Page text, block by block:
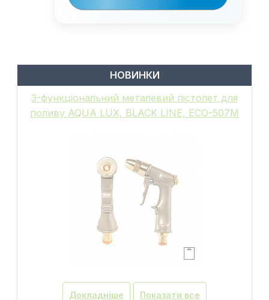
НОВИНКИ
6-функціональний пістолет для поливу,
металевий, WHITE LINE, GALAXY, WL-